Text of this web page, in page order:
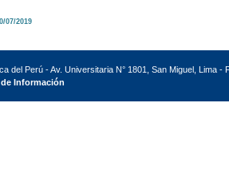
07/2019
del Perú - Av. Universitaria N° 1801, San Miguel, Lima -
Información